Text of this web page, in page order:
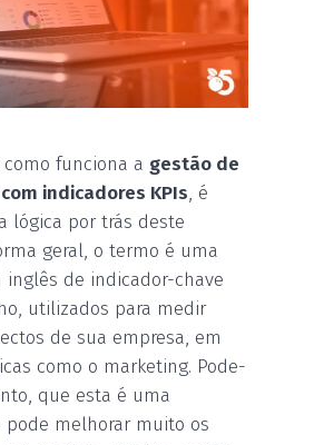
funciona a gestão de
indicadores KPIs, é
lógica por trás deste
geral, o termo é uma
inglês de indicador-chave
utilizados para medir
de sua empresa, em
como o marketing. Pode-
que esta é uma
pode melhorar muito os